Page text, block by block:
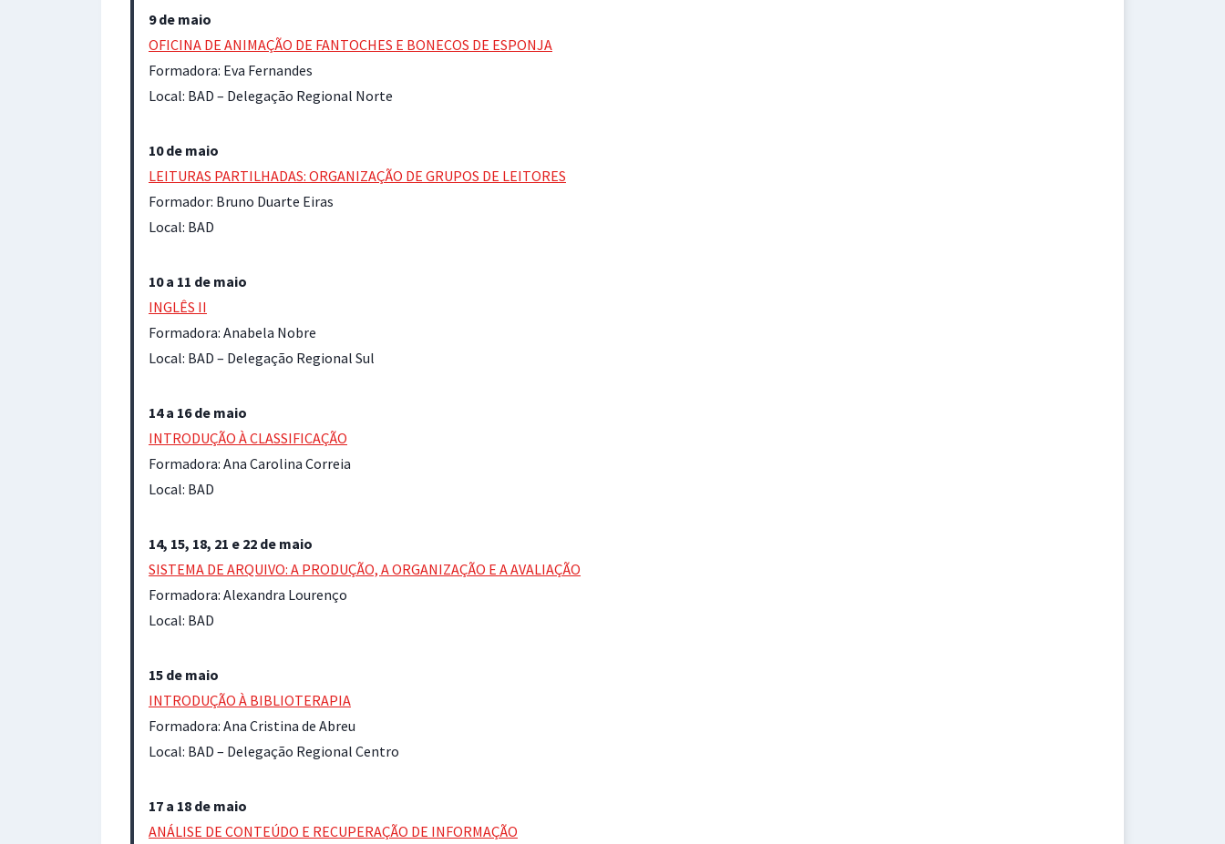
9 de maio
OFICINA DE ANIMAÇÃO DE FANTOCHES E BONECOS DE ESPONJA
Formadora: Eva Fernandes
Local: BAD – Delegação Regional Norte
10 de maio
LEITURAS PARTILHADAS: ORGANIZAÇÃO DE GRUPOS DE LEITORES
Formador: Bruno Duarte Eiras
Local: BAD
10 a 11 de maio
INGLÊS II
Formadora: Anabela Nobre
Local: BAD – Delegação Regional Sul
14 a 16 de maio
INTRODUÇÃO À CLASSIFICAÇÃO
Formadora: Ana Carolina Correia
Local: BAD
14, 15, 18, 21 e 22 de maio
SISTEMA DE ARQUIVO: A PRODUÇÃO, A ORGANIZAÇÃO E A AVALIAÇÃO
Formadora: Alexandra Lourenço
Local: BAD
15 de maio
INTRODUÇÃO À BIBLIOTERAPIA
Formadora: Ana Cristina de Abreu
Local: BAD – Delegação Regional Centro
17 a 18 de maio
ANÁLISE DE CONTEÚDO E RECUPERAÇÃO DE INFORMAÇÃO